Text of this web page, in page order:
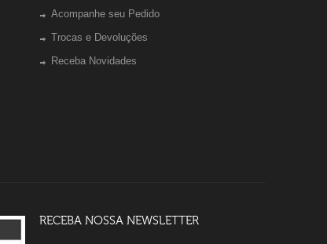
Acompanhe seu Pedido
Trocas e Devoluções
Receba Novidades
RECEBA NOSSA NEWSLETTER